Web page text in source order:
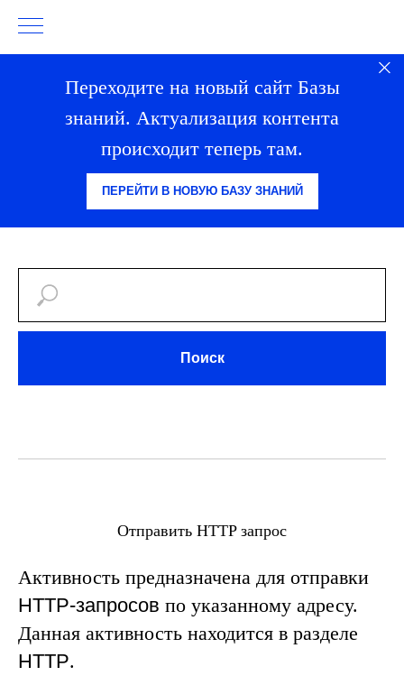
Переходите на новый сайт Базы
знаний. Актуализация контента
происходит теперь там.
ПЕРЕЙТИ В НОВУЮ БАЗУ ЗНАНИЙ
Поиск
Отправить HTTP запрос
Активность предназначена для отправки
HTTP-запросов по указанному адресу.
Данная активность находится в разделе
HTTP.